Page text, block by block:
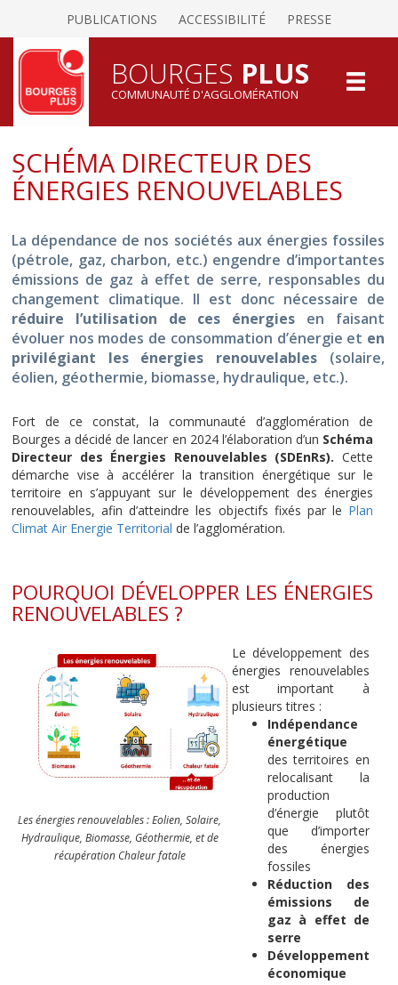
PUBLICATIONS ACCESSIBILITÉ PRESSE
BOURGES PLUS
COMMUNAUTÉ D'AGGLOMÉRATION
SCHÉMA DIRECTEUR DES
ÉNERGIES RENOUVELABLES
La dépendance de nos sociétés aux énergies fossiles
(pétrole, gaz, charbon, etc.) engendre d’importantes
émissions de gaz à effet de serre, responsables du
changement climatique. Il est donc nécessaire de
réduire l’utilisation de ces énergies en faisant
évoluer nos modes de consommation d’énergie et en
privilégiant les énergies renouvelables (solaire,
éolien, géothermie, biomasse, hydraulique, etc.).
Fort de ce constat, la communauté d’agglomération de
Bourges a décidé de lancer en 2024 l’élaboration d’un Schéma
Directeur des Énergies Renouvelables (SDEnRs).Cette
démarche vise à accélérer la transition énergétique sur le
territoire en s’appuyant sur le développement des énergies
renouvelables, afin d’atteindre les objectifs fixés par le Plan
Climat Air Energie Territorial de l’agglomération.
POURQUOI DÉVELOPPER LES ÉNERGIES
RENOUVELABLES ?
Les énergies renouvelables : Eolien, Solaire,
Hydraulique, Biomasse, Géothermie, et de
récupération Chaleur fatale
Le développement des
énergies renouvelables
est important à
plusieurs titres :
Indépendance
énergétique
des territoires en
relocalisant la
production
d’énergie plutôt
que d’importer
des énergies
fossiles
Réduction des
émissions de
gaz à effet de
serre
Développement
économique